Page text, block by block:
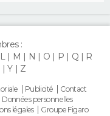
:
L M N O P Q
R
Y Z
Publicité
Contact
Données personnelles
légales
Groupe Figaro